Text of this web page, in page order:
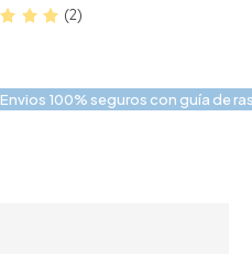
(2)
Envios 100% seguros con guía de